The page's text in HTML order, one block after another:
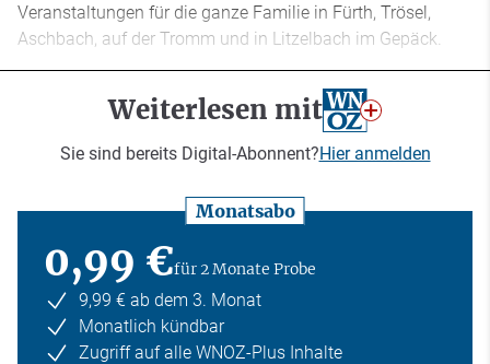
Veranstaltungen für die ganze Familie in Fürth, Trösel,
Aschbach, auf der Tromm und in Litzelbach im Gepäck.
Weiterlesen mit
Sie sind bereits Digital-Abonnent?Hier anmelden
Monatsabo
0,99 €für 2 Monate Probe
9,99 € ab dem 3. Monat
Monatlich kündbar
Zugriff auf alle WNOZ-Plus Inhalte